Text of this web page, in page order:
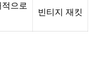
으로
빈티지 재킷